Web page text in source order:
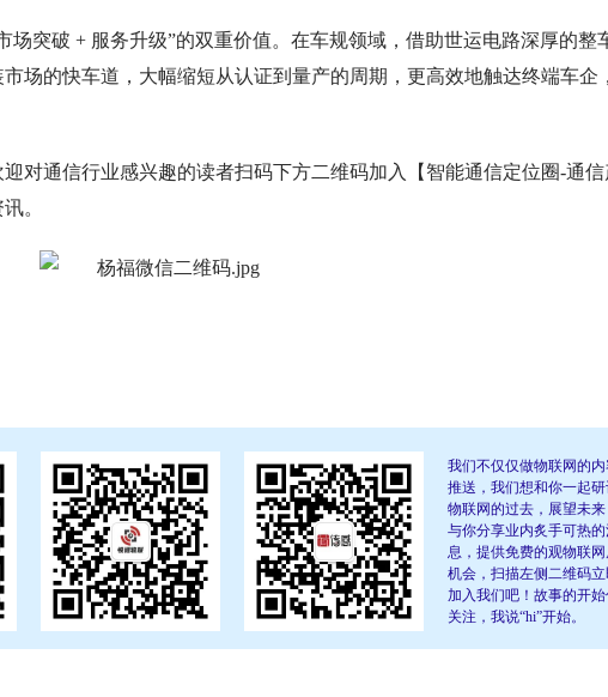
场突破 + 服务升级”的双重价值。在车规领域，借助世运电路深厚的整
场的快车道，大幅缩短从认证到量产的周期，更高效地触达终端车企
对通信行业感兴趣的读者扫码下方二维码加入【智能通信定位圈-通信
。
我们不仅仅做物联网的
推送，我们想和你一起
物联网的过去，展望未
与你分享业内炙手可热
息，提供免费的观物联
机会，扫描左侧二维码
加入我们吧！故事的开
关注，我说“hi”开始。